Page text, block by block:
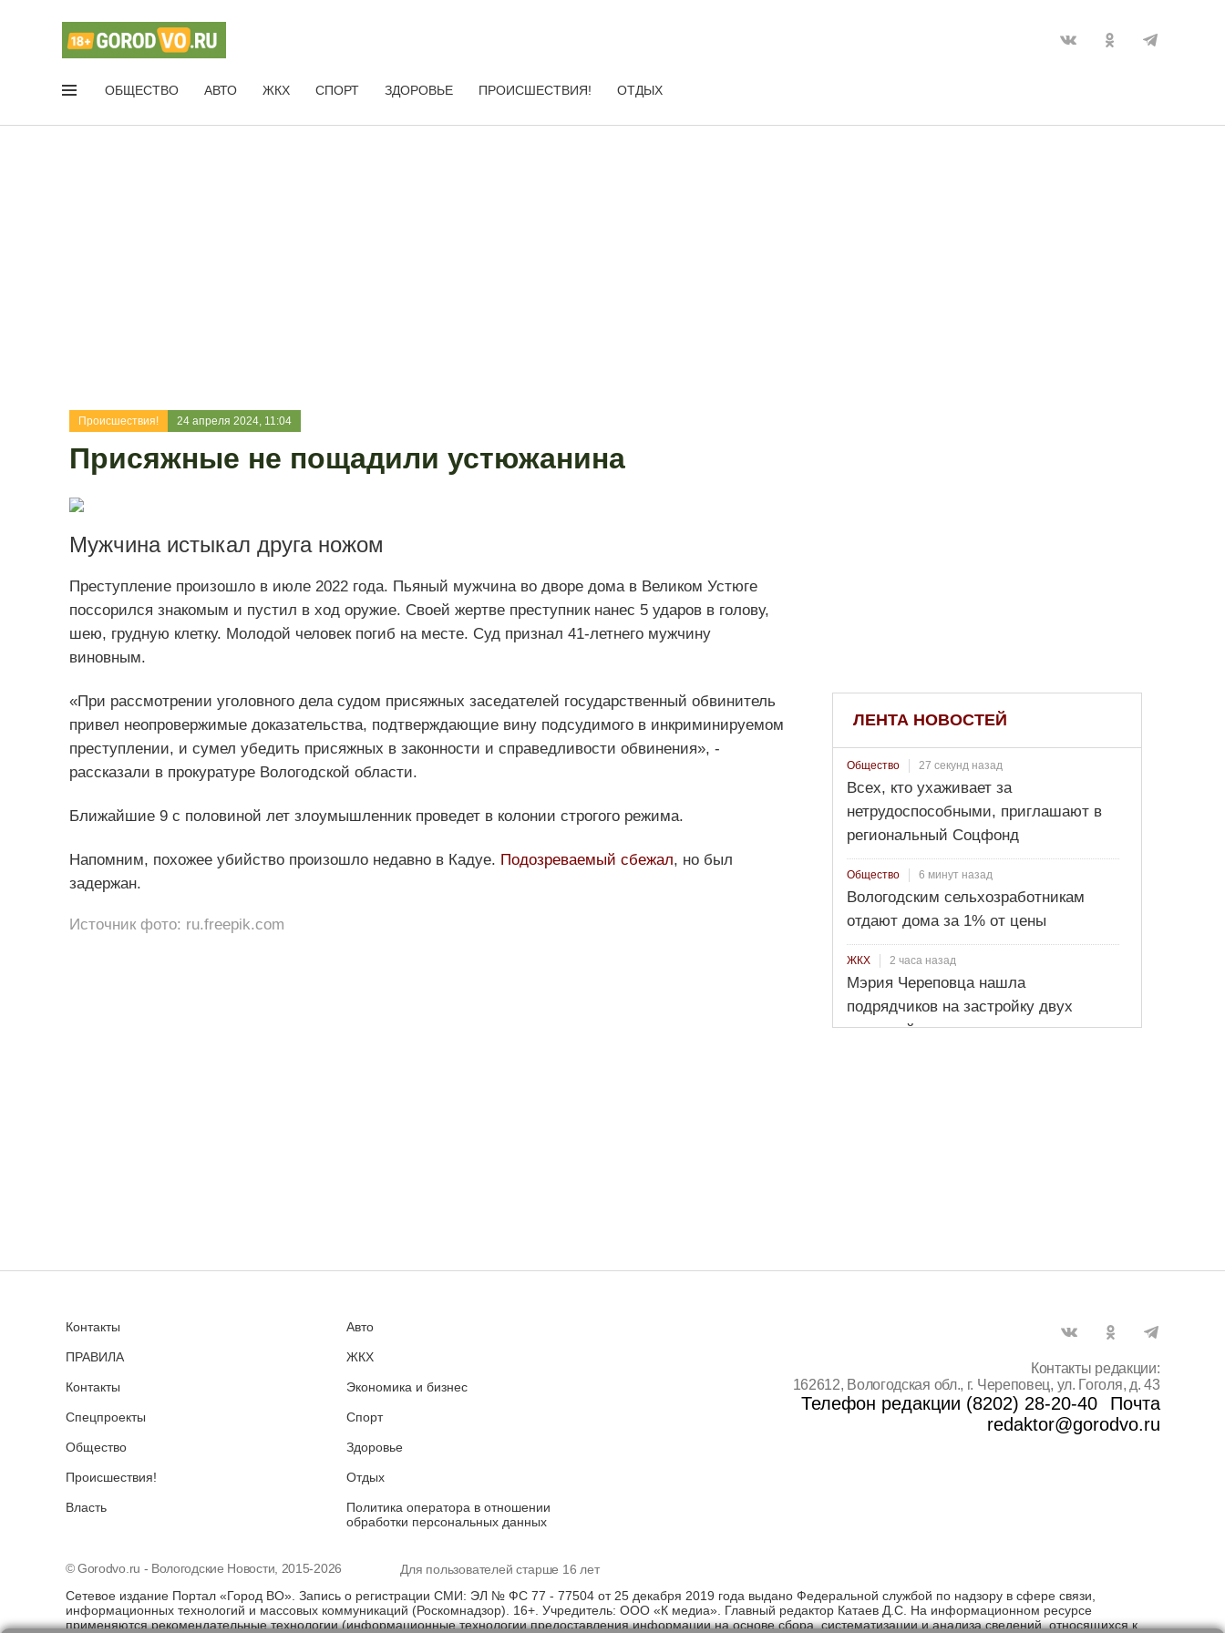
ОБЩЕСТВО АВТО ЖКХ СПОРТ ЗДОРОВЬЕ ПРОИСШЕСТВИЯ! ОТДЫХ
Происшествия! 24 апреля 2024, 11:04
Присяжные не пощадили устюжанина
Мужчина истыкал друга ножом
Преступление произошло в июле 2022 года. Пьяный мужчина во дворе дома в Великом Устюге
поссорился знакомым и пустил в ход оружие. Своей жертве преступник нанес 5 ударов в голову,
шею, грудную клетку. Молодой человек погиб на месте. Суд признал 41-летнего мужчину
виновным.
«При рассмотрении уголовного дела судом присяжных заседателей государственный обвинитель
привел неопровержимые доказательства, подтверждающие вину подсудимого в инкриминируемом
преступлении, и сумел убедить присяжных в законности и справедливости обвинения», -
рассказали в прокуратуре Вологодской области.
Ближайшие 9 с половиной лет злоумышленник проведет в колонии строгого режима.
Напомним, похожее убийство произошло недавно в Кадуе. Подозреваемый сбежал, но был
задержан.
Источник фото: ru.freepik.com
ЛЕНТА НОВОСТЕЙ
Общество 27 секунд назад
Всех, кто ухаживает за
нетрудоспособными, приглашают в
региональный Соцфонд
Общество 6 минут назад
Вологодским сельхозработникам
отдают дома за 1% от цены
ЖКХ 2 часа назад
Мэрия Череповца нашла
подрядчиков на застройку двух
микрорайонов
Контакты
ПРАВИЛА
Контакты
Спецпроекты
Общество
Происшествия!
Власть
Авто
ЖКХ
Экономика и бизнес
Спорт
Здоровье
Отдых
Политика оператора в отношении
обработки персональных данных
Контакты редакции:
162612, Вологодская обл., г. Череповец, ул. Гоголя, д. 43
Телефон редакции (8202) 28-20-40
Почта
redaktor@gorodvo.ru
© Gorodvo.ru - Вологодские Новости, 2015-2026
Для пользователей старше 16 лет
Сетевое издание Портал «Город ВО». Запись о регистрации СМИ: ЭЛ № ФС 77 - 77504 от 25 декабря 2019 года выдано Федеральной службой по надзору в сфере связи,
информационных технологий и массовых коммуникаций (Роскомнадзор). 16+. Учредитель: ООО «К медиа». Главный редактор Катаев Д.С. На информационном ресурсе
применяются рекомендательные технологии (информационные технологии предоставления информации на основе сбора, систематизации и анализа сведений, относящихся к